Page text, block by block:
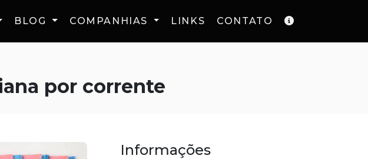
BLOG COMPANHIAS LINKS CONTATO
por corrente
Informações